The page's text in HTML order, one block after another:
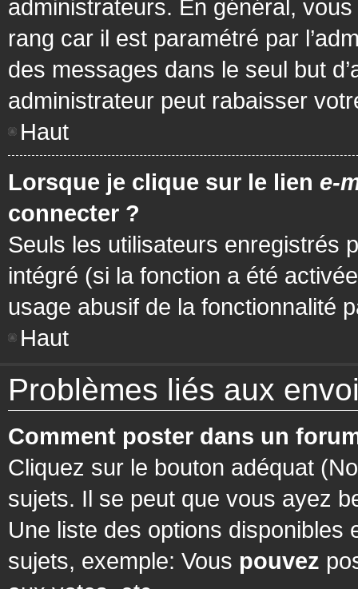
administrateurs. En général,
rang car il est paramétré par
des messages dans le seul but
administrateur peut rabaisser
Haut
Lorsque je clique sur le lien e-
connecter ?
Seuls les utilisateurs enregistrés
intégré (si la fonction a été
usage abusif de la fonctionnalité
Haut
Problèmes liés aux
Comment poster dans un
Cliquez sur le bouton adéquat
sujets. Il se peut que vous ayez
Une liste des options
sujets, exemple: Vous pouvez